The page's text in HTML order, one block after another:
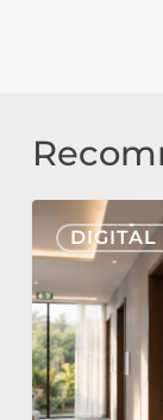
DIGITAL
Nonius
Signage
Cloud
&
E-
Paper